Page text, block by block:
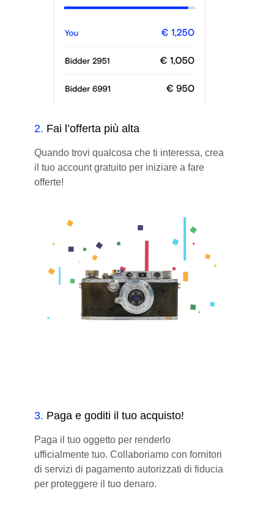
2. Fai l’offerta più alta
Quando trovi qualcosa che ti interessa, crea
il tuo account gratuito per iniziare a fare
offerte!
3. Paga e goditi il tuo acquisto!
Paga il tuo oggetto per renderlo
ufficialmente tuo. Collaboriamo con fornitori
di servizi di pagamento autorizzati di fiducia
per proteggere il tuo denaro.